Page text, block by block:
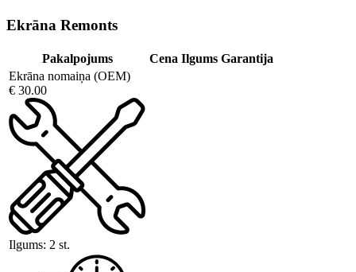
Ekrāna Remonts
Pakalpojums Cena Ilgums Garantija
Ekrāna nomaiņa (OEM)
€ 30.00
Ilgums: 2 st.